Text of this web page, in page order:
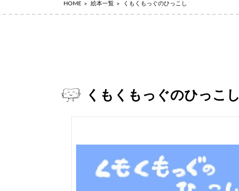
HOME 絵本一覧 くもくもっぐのひっこし
くもくもっぐのひっこし